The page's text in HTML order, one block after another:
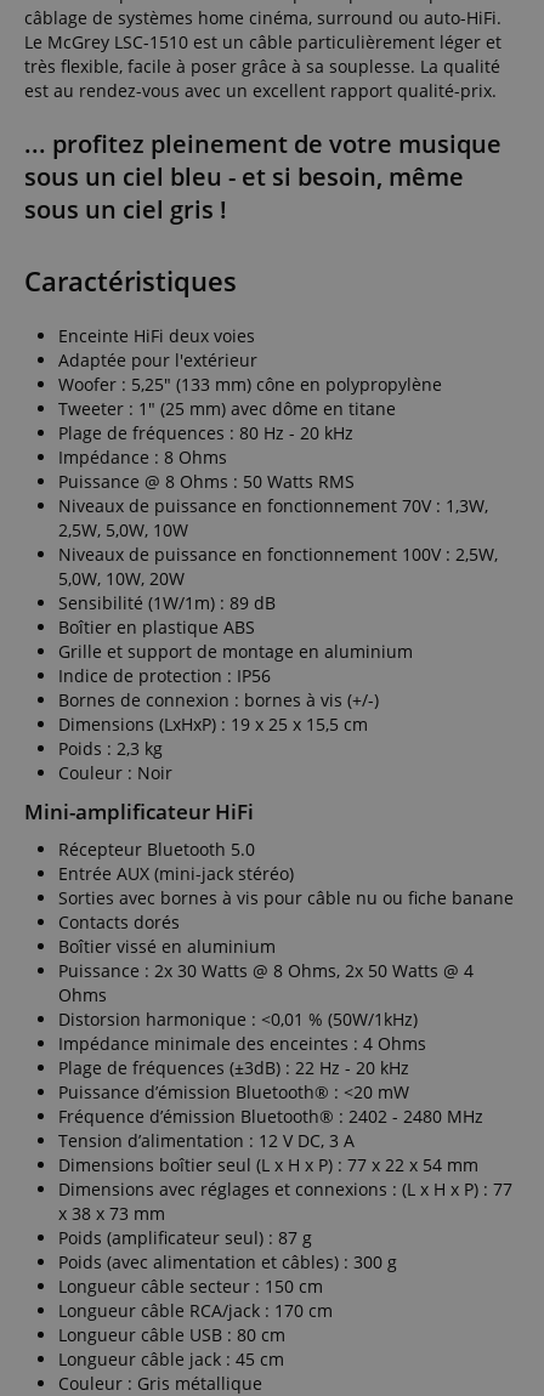
câblage de systèmes home cinéma, surround ou auto-HiFi.
Le McGrey LSC-1510 est un câble particulièrement léger et
très flexible, facile à poser grâce à sa souplesse. La qualité
est au rendez-vous avec un excellent rapport qualité-prix.
... profitez pleinement de votre musique
sous un ciel bleu - et si besoin, même
sous un ciel gris !
Caractéristiques
Enceinte HiFi deux voies
Adaptée pour l'extérieur
Woofer : 5,25" (133 mm) cône en polypropylène
Tweeter : 1" (25 mm) avec dôme en titane
Plage de fréquences : 80 Hz - 20 kHz
Impédance : 8 Ohms
Puissance @ 8 Ohms : 50 Watts RMS
Niveaux de puissance en fonctionnement 70V : 1,3W,
2,5W, 5,0W, 10W
Niveaux de puissance en fonctionnement 100V : 2,5W,
5,0W, 10W, 20W
Sensibilité (1W/1m) : 89 dB
Boîtier en plastique ABS
Grille et support de montage en aluminium
Indice de protection : IP56
Bornes de connexion : bornes à vis (+/-)
Dimensions (LxHxP) : 19 x 25 x 15,5 cm
Poids : 2,3 kg
Couleur : Noir
Mini-amplificateur HiFi
Récepteur Bluetooth 5.0
Entrée AUX (mini-jack stéréo)
Sorties avec bornes à vis pour câble nu ou fiche banane
Contacts dorés
Boîtier vissé en aluminium
Puissance : 2x 30 Watts @ 8 Ohms, 2x 50 Watts @ 4
Ohms
Distorsion harmonique : <0,01 % (50W/1kHz)
Impédance minimale des enceintes : 4 Ohms
Plage de fréquences (±3dB) : 22 Hz - 20 kHz
Puissance d’émission Bluetooth® : <20 mW
Fréquence d’émission Bluetooth® : 2402 - 2480 MHz
Tension d’alimentation : 12 V DC, 3 A
Dimensions boîtier seul (L x H x P) : 77 x 22 x 54 mm
Dimensions avec réglages et connexions : (L x H x P) : 77
x 38 x 73 mm
Poids (amplificateur seul) : 87 g
Poids (avec alimentation et câbles) : 300 g
Longueur câble secteur : 150 cm
Longueur câble RCA/jack : 170 cm
Longueur câble USB : 80 cm
Longueur câble jack : 45 cm
Couleur : Gris métallique